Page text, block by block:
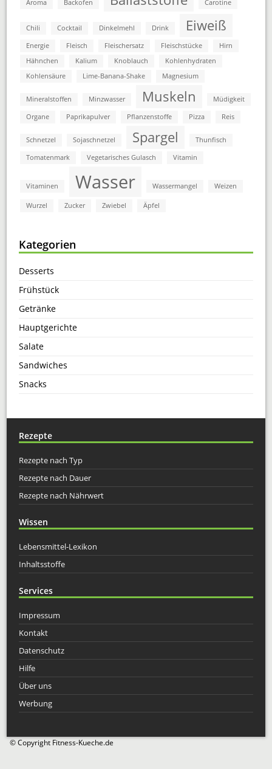
Aroma Backofen Carotine
Chili Cocktail Dinkelmehl Drink Eiweiß
Energie Fleisch Fleischersatz Fleischstücke
Hirn
Hähnchen
Kalium Knoblauch
Kohlenhydraten
Kohlensäure
Lime-Banana-Shake Magnesium
Mineralstoffen Minzwasser Muskeln Müdigkeit
Organe Paprikapulver Pflanzenstoffe Pizza Reis
Schnetzel Sojaschnetzel Spargel Thunfisch
Tomatenmark Vegetarisches Gulasch Vitamin
Vitaminen Wasser Wassermangel Weizen
Wurzel Zucker Zwiebel Äpfel
Kategorien
Desserts
Frühstück
Getränke
Hauptgerichte
Salate
Sandwiches
Snacks
Rezepte
Rezepte nach Typ
Rezepte nach Dauer
Rezepte nach Nährwert
Wissen
Lebensmittel-Lexikon
Inhaltsstoffe
Services
Impressum
Kontakt
Datenschutz
Hilfe
Über uns
Werbung
© Copyright Fitness-Kueche.de